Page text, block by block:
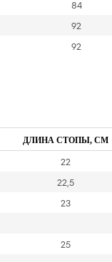
84
92
92
ДЛИНА СТОПЫ, СМ
22
22,5
23
25